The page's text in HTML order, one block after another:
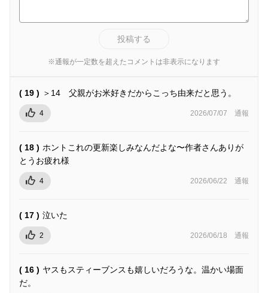
投稿する
※通報が一定数を超えたコメントは非表示になります
( 19 ) ＞14 父親がお米好きだからこっち由来だと思う。
4 2026/07/07 通報
( 18 ) ホントこれの更新楽しみなんだよな〜作者さんありが
とうお疲れ様
4 2026/06/22 通報
( 17 ) 泣いた
2 2026/06/18 通報
( 16 ) ヤスもスティーブンスも嬉しいだろうな。温かい場面
だ。